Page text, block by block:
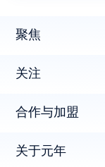
聚焦
关注
合作与加盟
关于元年